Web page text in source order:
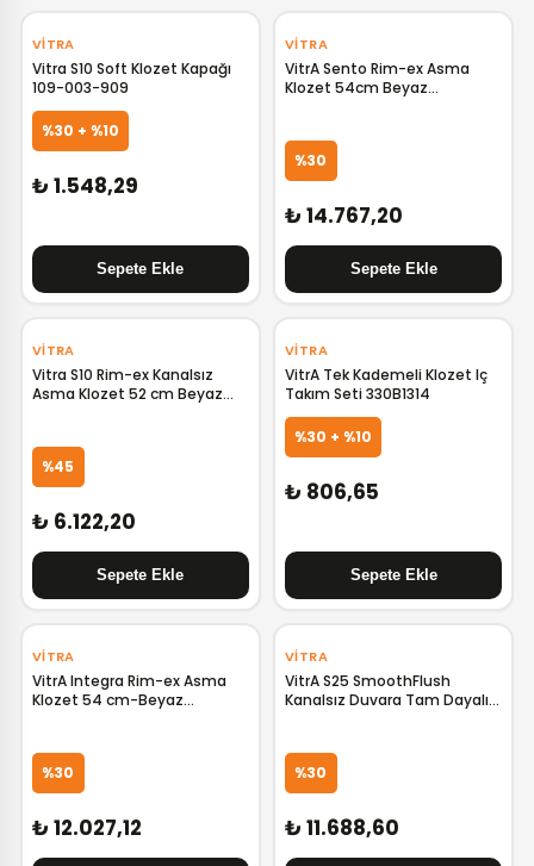
VITRA
Vitra S10 Soft Klozet Kapağı
109-003-909
%30 + %10
₺ 1.548,29
VITRA
VitrA Sento Rim-ex Asma
Klozet 54cm Beyaz
%30
₺ 14.767,20
VITRA
Vitra S10 Rim-ex Kanalsız
Asma Klozet 52 cm Beyaz
%45
₺ 6.122,20
VITRA
VitrA Tek Kademeli Klozet Iç
Takım Seti 330B1314
%30 + %10
₺ 806,65
VITRA
VitrA Integra Rim-ex Asma
Klozet 54 cm-Beyaz
%30
₺ 12.027,12
VITRA
VitrA S25 SmoothFlush
Kanalsız Duvara Tam Dayalı
%30
₺ 11.688,60